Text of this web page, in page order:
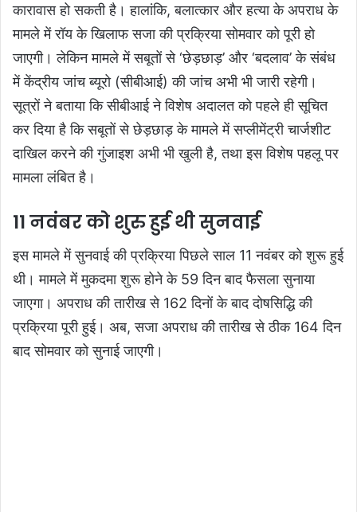
कारावास हो सकती है। हालांकि, बलात्कार और हत्या के अपराध के
मामले में रॉय के खिलाफ सजा की प्रक्रिया सोमवार को पूरी हो
जाएगी। लेकिन मामले में सबूतों से ‘छेड़छाड़’ और ‘बदलाव’ के संबंध
में केंद्रीय जांच ब्यूरो (सीबीआई) की जांच अभी भी जारी रहेगी।
सूत्रों ने बताया कि सीबीआई ने विशेष अदालत को पहले ही सूचित
कर दिया है कि सबूतों से छेड़छाड़ के मामले में सप्लीमेंट्री चार्जशीट
दाखिल करने की गुंजाइश अभी भी खुली है, तथा इस विशेष पहलू पर
मामला लंबित है।
11 नवंबर को शुरु हुई थी सुनवाई
इस मामले में सुनवाई की प्रक्रिया पिछले साल 11 नवंबर को शुरू हुई
थी। मामले में मुकदमा शुरू होने के 59 दिन बाद फैसला सुनाया
जाएगा। अपराध की तारीख से 162 दिनों के बाद दोषसिद्धि की
प्रक्रिया पूरी हुई। अब, सजा अपराध की तारीख से ठीक 164 दिन
बाद सोमवार को सुनाई जाएगी।